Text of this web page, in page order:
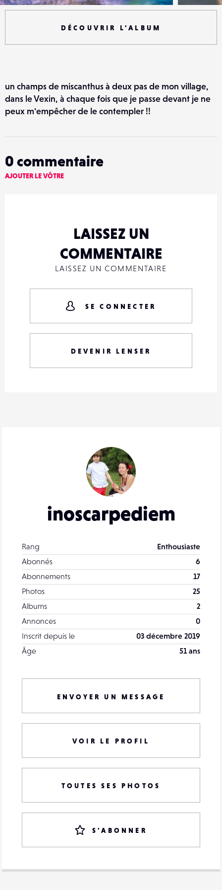
DÉCOUVRIR L'ALBUM
inoscarpediem
Rang
Enthousiaste
Abonnés
6
Abonnements
17
Photos
25
Albums
2
Annonces
0
Inscrit depuis le
03 décembre 2019
Âge
51 ans
ENVOYER UN MESSAGE
VOIR LE PROFIL
TOUTES SES PHOTOS
S'ABONNER
un champs de miscanthus à deux pas de mon village,
dans le Vexin, à chaque fois que je passe devant je ne
peux m'empêcher de le contempler !!
0 commentaire
AJOUTER LE VÔTRE
LAISSEZ UN
COMMENTAIRE
LAISSEZ UN COMMENTAIRE
SE CONNECTER
DEVENIR LENSER